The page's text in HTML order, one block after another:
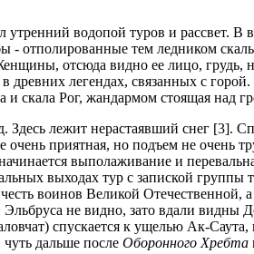
утренний водопой туров и рассвет.
- отполированные тем ледником
отсюда видно ее лицо, грудь,
легендах, связанных с
скала Рог, жандармом стоящая над
лежит нерастаявший снег [3].
очень приятная, но подъем не очень
выполаживание и
выходах тур с запиской
воинов Великой
не видно, зато вдали
спускается к ущелью Ак-
чуть дальше послеОборонного Хребта